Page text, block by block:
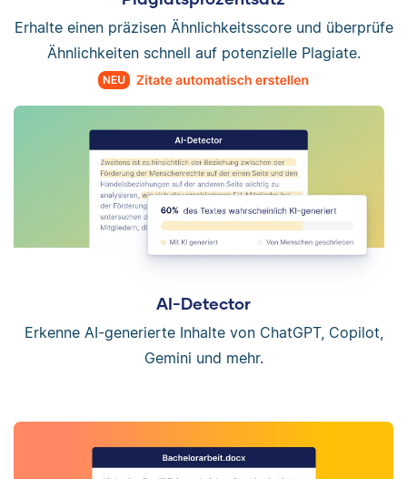
Erhalte einen präzisen Ähnlichkeitsscore und überprüfe
Ähnlichkeiten schnell auf potenzielle Plagiate.
AI-Detector
Erkenne AI-generierte Inhalte von ChatGPT, Copilot,
Gemini und mehr.